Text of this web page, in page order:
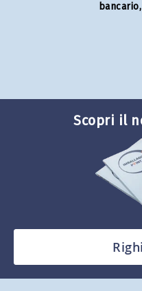
Scopri il